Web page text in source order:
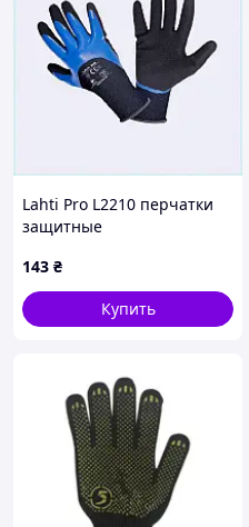
Lahti Pro L2210 перчатки
защитные
85C825C49
143 ₴
Купить